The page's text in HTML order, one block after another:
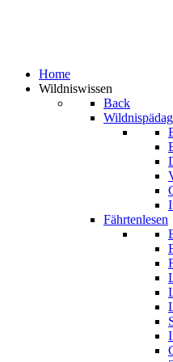
Home
Wildniswissen
Back
Fährtenlesen